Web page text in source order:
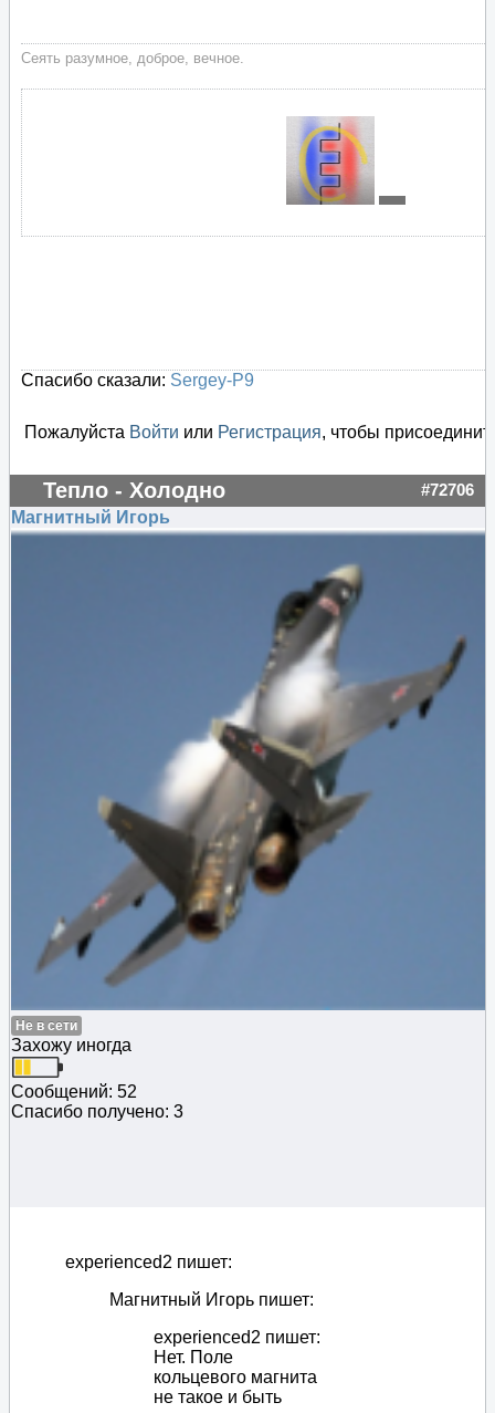
Сеять разумное, доброе, вечное.
Спасибо сказали: Sergey-P9
Пожалуйста Войти или Регистрация, чтобы
Тепло - Холодно #72706
Магнитный Игорь
Не в сети
Захожу иногда
Сообщений: 52
Спасибо получено: 3
experienced2 пишет:
Магнитный Игорь пишет:
experienced2 пишет:
Нет. Поле
кольцевого магнита
не такое и быть